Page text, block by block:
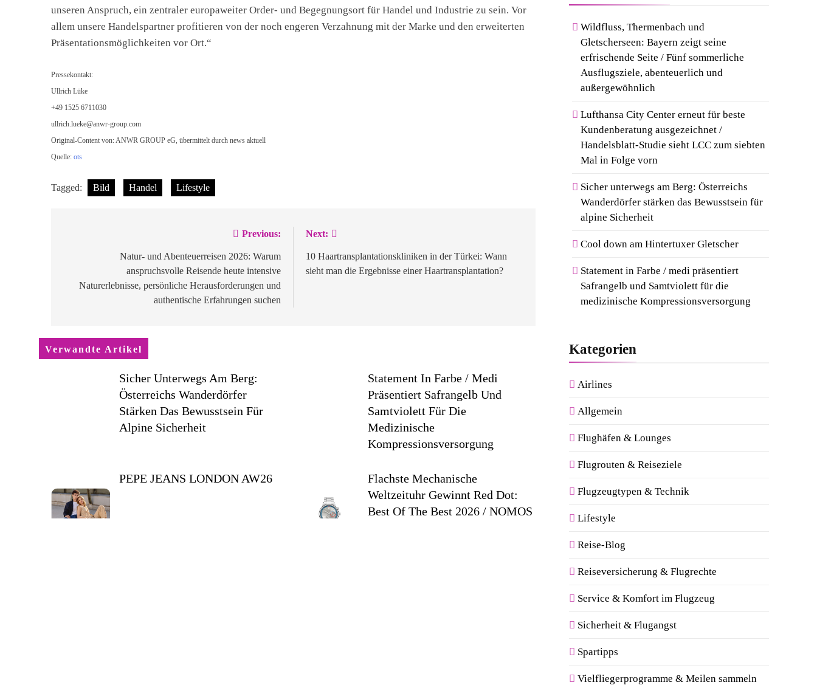
unseren Anspruch, ein zentraler europaweiter Order- und Begegnungsort für Handel und Industrie zu sein. Vor
allem unsere Handelspartner profitieren von der noch engeren Verzahnung mit der Marke und den erweiterten
Präsentationsmöglichkeiten vor Ort.“
Pressekontakt:
Ullrich Lüke
+49 1525 6711030
ullrich.lueke@anwr-group.com
Original-Content von: ANWR GROUP eG, übermittelt durch news aktuell
Quelle: ots
Tagged: Bild Handel Lifestyle
Previous:
Natur- und Abenteuerreisen 2026: Warum
anspruchsvolle Reisende heute intensive
Naturerlebnisse, persönliche Herausforderungen und
authentische Erfahrungen suchen
Next:
10 Haartransplantationskliniken in der Türkei: Wann
sieht man die Ergebnisse einer Haartransplantation?
Verwandte Artikel
Sicher Unterwegs Am Berg:
Österreichs Wanderdörfer
Stärken Das Bewusstsein Für
Alpine Sicherheit
Statement In Farbe / Medi
Präsentiert Safrangelb Und
Samtviolett Für Die
Medizinische
Kompressionsversorgung
PEPE JEANS LONDON AW26
Flachste Mechanische
Weltzeituhr Gewinnt Red Dot:
Best Of The Best 2026 / NOMOS
Wildfluss, Thermenbach und
Gletscherseen: Bayern zeigt seine
erfrischende Seite / Fünf sommerliche
Ausflugsziele, abenteuerlich und
außergewöhnlich
Lufthansa City Center erneut für beste
Kundenberatung ausgezeichnet /
Handelsblatt-Studie sieht LCC zum siebten
Mal in Folge vorn
Sicher unterwegs am Berg: Österreichs
Wanderdörfer stärken das Bewusstsein für
alpine Sicherheit
Cool down am Hintertuxer Gletscher
Statement in Farbe / medi präsentiert
Safrangelb und Samtviolett für die
medizinische Kompressionsversorgung
Kategorien
Airlines
Allgemein
Flughäfen & Lounges
Flugrouten & Reiseziele
Flugzeugtypen & Technik
Lifestyle
Reise-Blog
Reiseversicherung & Flugrechte
Service & Komfort im Flugzeug
Sicherheit & Flugangst
Spartipps
Vielfliegerprogramme & Meilen sammeln